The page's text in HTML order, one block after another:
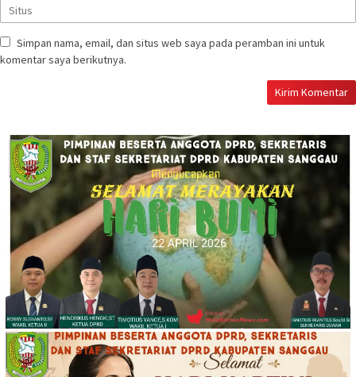
Simpan nama, email, dan situs web saya pada peramban ini untuk
komentar saya berikutnya.